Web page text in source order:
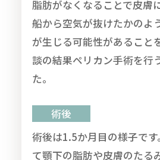
脂肪がなくなることで皮膚
船から空気が抜けたかのよ
が生じる可能性があること
談の結果ペリカン手術を行
た。
術後
術後は1.5か月目の様子で
て顎下の脂肪や皮膚のたる